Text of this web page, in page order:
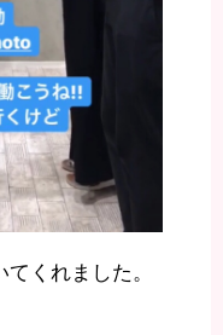
くれました。